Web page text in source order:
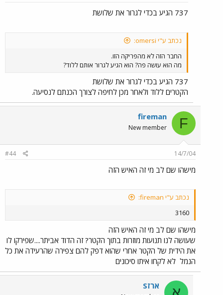
737 הגיע בכדי לגרור את שלושת
נכתב ע"י omersi:
החבר הזה לא מהפריקה הזו.
מה הוא עושה פה? הוא הגיע לגרור אותם ללוד?
737 הגיע בכדי לגרור את שלושת
הקטרים ללוד ולאחר מכן לחיפה לצורך הכנתם לנסיעה.
F
fireman
New member
14/7/04
#44
מישהו שם לב מי זה האיש הזה
נכתב ע"י fireman:
3160
מישהו שם לב מי זה האיש הזה
שעושה לנו תנועות מוזרות בתוך הקטר? זה הדוד אביתר....שפירקו לו
את הידית של הקטר אחרי שהוא דפק להם צפירה שהרעידה את כל
הנמל לא לקחו איתו סיכונים
ארזS